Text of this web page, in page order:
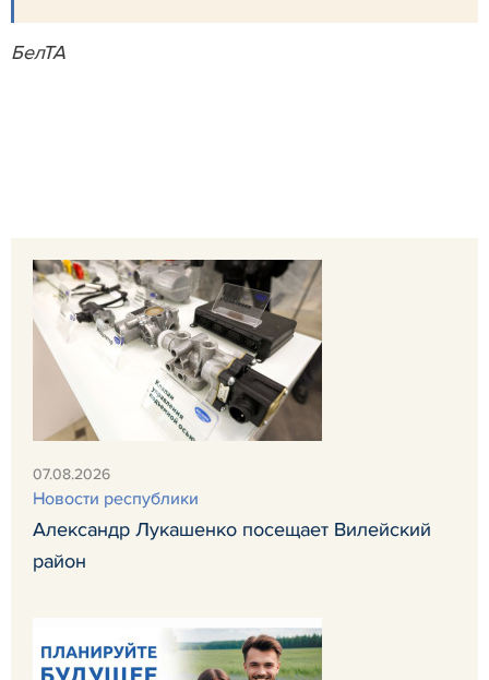
БелТА
07.08.2026
Новости республики
Александр Лукашенко посещает Вилейский
район